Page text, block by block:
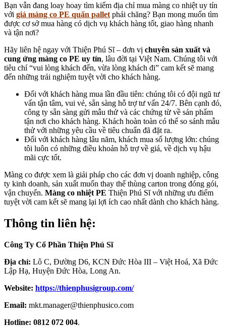
Bạn vẫn đang loay hoay tìm kiếm địa chỉ mua màng co nhiệt uy tín
với giá màng co PE quấn pallet phải chăng? Bạn mong muốn tìm
được cơ sở mua hàng có dịch vụ khách hàng tốt, giao hàng nhanh
và tận nơi?
Hãy liên hệ ngay với Thiện Phú Sĩ – đơn vị chuyên sản xuất và
cung ứng màng co PE uy tín, lâu đời tại Việt Nam. Chúng tôi với
tiêu chí “vui lòng khách đến, vừa lòng khách đi” cam kết sẽ mang
đến những trải nghiệm tuyệt vời cho khách hàng.
Đối với khách hàng mua lần đầu tiên: chúng tôi có đội ngũ tư
vấn tận tâm, vui vẻ, sẵn sàng hỗ trợ tư vấn 24/7. Bên cạnh đó,
công ty sẵn sàng gửi mẫu thử và các chứng từ về sản phẩm
tận nơi cho khách hàng. Khách hoàn toàn có thể so sánh mẫu
thử với những yêu cầu về tiêu chuẩn đã đặt ra.
Đối với khách hàng lâu năm, khách mua số lượng lớn: chúng
tôi luôn có những điều khoản hỗ trợ về giá, về dịch vụ hậu
mãi cực tốt.
Màng co được xem là giải pháp cho các đơn vị doanh nghiệp, công
ty kinh doanh, sản xuất muốn thay thế thùng carton trong đóng gói,
vận chuyển. Màng co nhiệt PE Thiện Phú Sĩ với những ưu điểm
tuyệt vời cam kết sẽ mang lại lợi ích cao nhất dành cho khách hàng.
Thông tin liên hệ:
Công Ty Cổ Phần Thiện Phú Sĩ
Địa chỉ: Lô C, Đường D6, KCN Đức Hòa III – Việt Hoá, Xã Đức
Lập Hạ, Huyện Đức Hòa, Long An.
Website: https://thienphusigroup.com/
Email: mkt.manager@thienphusico.com
Hotline: 0812 072 004.